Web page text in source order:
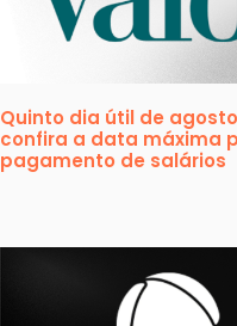
Quinto dia útil de
confira a data máxima
pagamento de salários